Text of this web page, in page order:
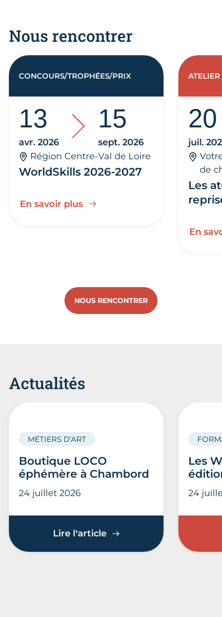
Nous rencontrer
WorldSkills 2026-2027
13
avr. 2026
15
sept. 2026
Région Centre-Val de Loire
En savoir plus
CONCOURS/TROPHÉES/PRIX
Les
20
juil.
de
En
ATELIER
NOUS RENCONTRER
Actualités
Boutique LOCO
éphémère à Chambord
MÉTIERS D’ART
24 juillet 2026
Lire l’articleBoutique LOCO
Les
24